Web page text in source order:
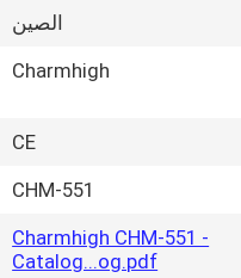
الصين
Charmhigh
CE
CHM-551
Charmhigh CHM-551 -
Catalog...og.pdf